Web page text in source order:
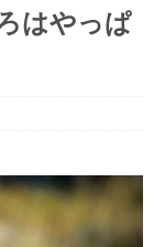
はやっぱ